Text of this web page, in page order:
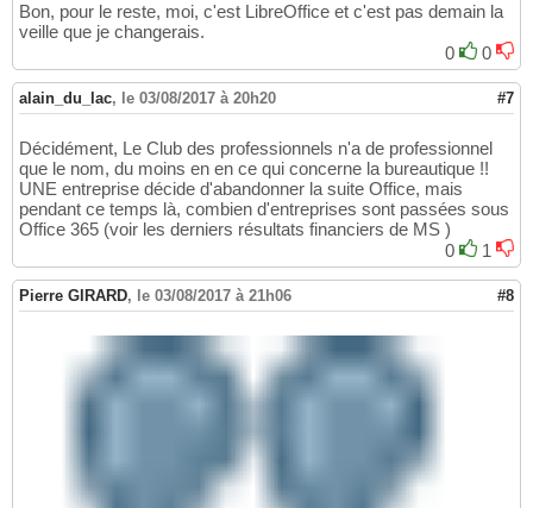
Bon, pour le reste, moi, c'est LibreOffice et c'est pas demain la
veille que je changerais.
0
0
alain_du_lac, le 03/08/2017 à 20h20 #7
Décidément, Le Club des professionnels n'a de professionnel
que le nom, du moins en en ce qui concerne la bureautique !!
UNE entreprise décide d'abandonner la suite Office, mais
pendant ce temps là, combien d'entreprises sont passées sous
Office 365 (voir les derniers résultats financiers de MS )
0
1
Pierre GIRARD, le 03/08/2017 à 21h06 #8